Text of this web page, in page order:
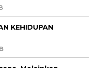
KEHIDUPAN